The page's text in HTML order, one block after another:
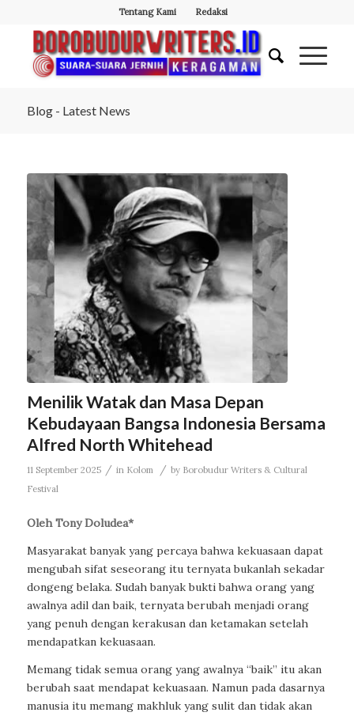
Tentang Kami Redaksi
Blog - Latest News
Menilik Watak dan Masa Depan
Kebudayaan Bangsa Indonesia Bersama
Alfred North Whitehead
11 September 2025 / in Kolom / by Borobudur Writers & Cultural
Festival
Oleh Tony Doludea*
Masyarakat banyak yang percaya bahwa kekuasaan dapat
mengubah sifat seseorang itu ternyata bukanlah sekadar
dongeng belaka. Sudah banyak bukti bahwa orang yang
awalnya adil dan baik, ternyata berubah menjadi orang
yang penuh dengan kerakusan dan ketamakan setelah
mendapatkan kekuasaan.
Memang tidak semua orang yang awalnya “baik” itu akan
berubah saat mendapat kekuasaan. Namun pada dasarnya
manusia itu memang makhluk yang sulit dan tidak akan